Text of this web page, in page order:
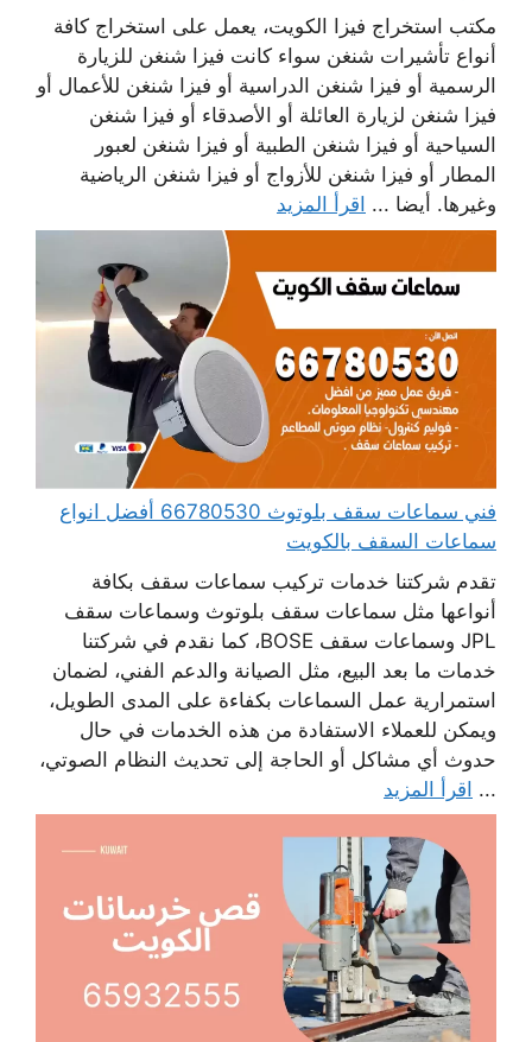
مكتب استخراج فيزا الكويت، يعمل على استخراج كافة
أنواع تأشيرات شنغن سواء كانت فيزا شنغن للزيارة
الرسمية أو فيزا شنغن الدراسية أو فيزا شنغن للأعمال أو
فيزا شنغن لزيارة العائلة أو الأصدقاء أو فيزا شنغن
السياحية أو فيزا شنغن الطبية أو فيزا شنغن لعبور
المطار أو فيزا شنغن للأزواج أو فيزا شنغن الرياضية
وغيرها. أيضا ... اقرأ المزيد
فني سماعات سقف بلوتوث 66780530 أفضل انواع
سماعات السقف بالكويت
تقدم شركتنا خدمات تركيب سماعات سقف بكافة
أنواعها مثل سماعات سقف بلوتوث وسماعات سقف
JPL وسماعات سقف BOSE، كما نقدم في شركتنا
خدمات ما بعد البيع، مثل الصيانة والدعم الفني، لضمان
استمرارية عمل السماعات بكفاءة على المدى الطويل،
ويمكن للعملاء الاستفادة من هذه الخدمات في حال
حدوث أي مشاكل أو الحاجة إلى تحديث النظام الصوتي،
... اقرأ المزيد